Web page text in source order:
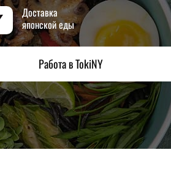
Доставка
японской еды
Работа в TokiNY